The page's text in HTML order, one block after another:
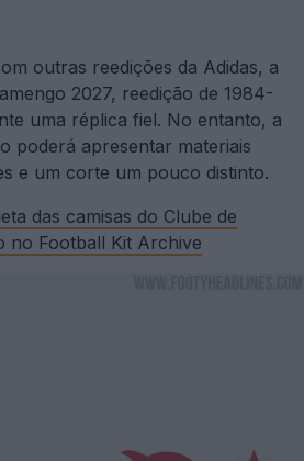
outras reedições da Adidas, a
2027, reedição de 1984-
uma réplica fiel. No entanto, a
poderá apresentar materiais
e um corte um pouco distinto.
das camisas do Clube de
no Football Kit Archive